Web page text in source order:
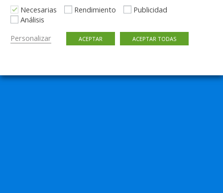
Necesarias
Rendimiento
Publicidad
Análisis
Personalizar
ACEPTAR ACEPTAR TODAS